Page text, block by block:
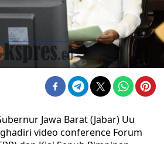
Jawa Barat (Jabar) Uu
video conference Forum